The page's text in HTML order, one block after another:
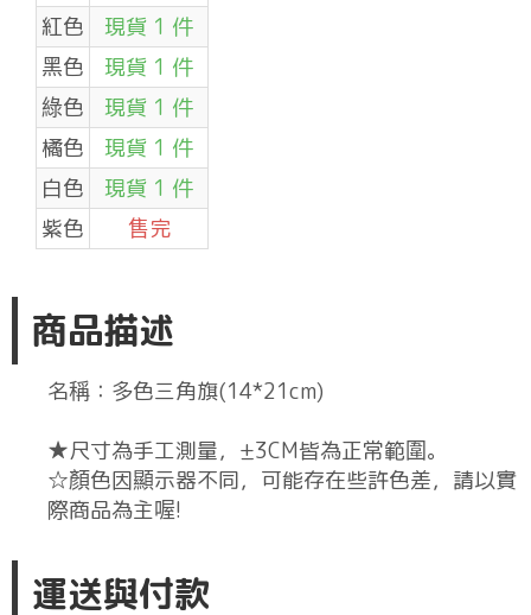
紅色
現貨 1 件
黑色
現貨 1 件
綠色
現貨 1 件
橘色
現貨 1 件
白色
現貨 1 件
紫色
售完
商品描述
名稱：多色三角旗(14*21cm)
★尺寸為手工測量，±3CM皆為正常範圍。
☆顏色因顯示器不同，可能存在些許色差，請以實
際商品為主喔!
運送與付款